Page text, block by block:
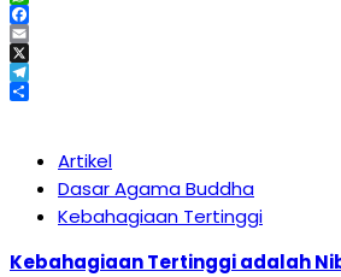
WhatsApp
Facebook
Email
X
Telegram
Artikel
Dasar Agama Buddha
Kebahagiaan Tertinggi
Kebahagiaan Tertinggi adalah